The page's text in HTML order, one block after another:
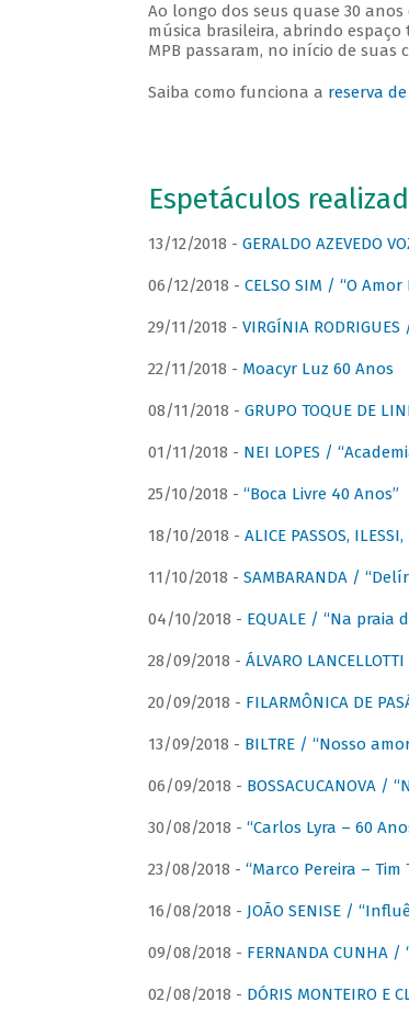
Ao longo dos seus quase 30 anos
música brasileira, abrindo
MPB passaram, no início de suas
Saiba como funciona a reserva
Espetáculos
13/12/2018 - GERALDO AZEVEDO
06/12/2018 - CELSO SIM / “O
29/11/2018 - VIRGÍNIA
22/11/2018 - Moacyr Luz 60 Anos
08/11/2018 - GRUPO TOQUE DE
01/11/2018 - NEI LOPES /
25/10/2018 - “Boca Livre 40 Anos”
18/10/2018 - ALICE PASSOS,
11/10/2018 - SAMBARANDA /
04/10/2018 - EQUALE / “Na praia
28/09/2018 - ÁLVARO
20/09/2018 - FILARMÔNICA DE
13/09/2018 - BILTRE / “Nosso
06/09/2018 - BOSSACUCANOVA /
30/08/2018 - “Carlos Lyra – 60
23/08/2018 - “Marco Pereira – Tim
16/08/2018 - JOÃO SENISE /
09/08/2018 - FERNANDA CUNHA
02/08/2018 - DÓRIS MONTEIRO E